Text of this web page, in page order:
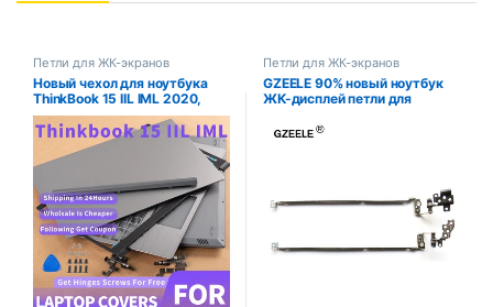
Петли для ЖК-экранов
Новый чехол для ноутбука
ThinkBook 15 IIL IML 2020,
задняя крышка ЖК-дисплея,
передняя панель, петли,
подставка для рук, нижняя
крышка, серебристый Гэри
Петли для ЖК-экранов
GZEELE 90% новый ноутбук
ЖК-дисплей петли для
571G V3-531G V3-531 V3-